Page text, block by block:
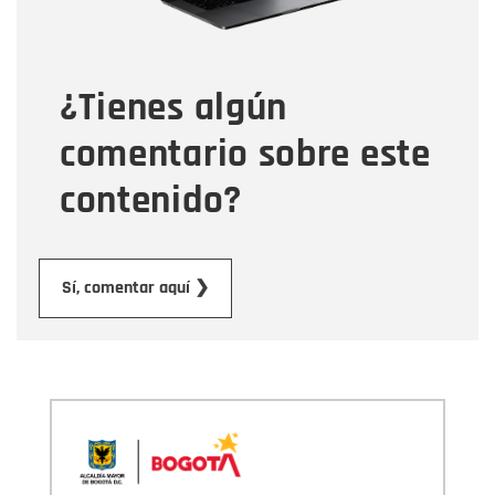
¿Tienes algún
comentario sobre este
contenido?
Sí, comentar aquí ❯
Tipo de comentario
Mensaje